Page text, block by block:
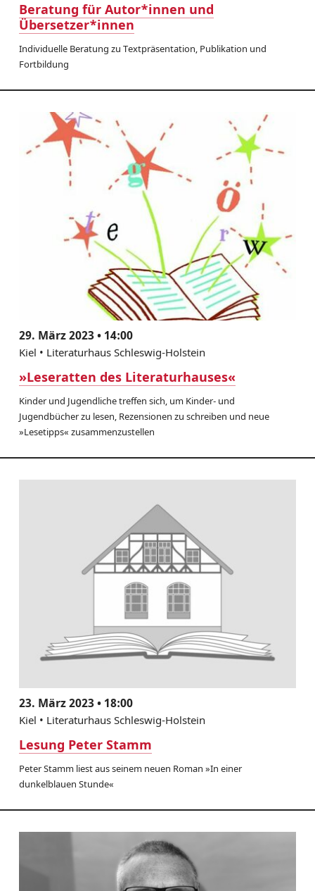
Beratung für Autor*innen und
Übersetzer*innen
Individuelle Beratung zu Textpräsentation, Publikation und
Fortbildung
29. März 2023 • 14:00
Kiel • Literaturhaus Schleswig-Holstein
»Leseratten des Literaturhauses«
Kinder und Jugendliche treffen sich, um Kinder- und
Jugendbücher zu lesen, Rezensionen zu schreiben und neue
»Lesetipps« zusammenzustellen
23. März 2023 • 18:00
Kiel • Literaturhaus Schleswig-Holstein
Lesung Peter Stamm
Peter Stamm liest aus seinem neuen Roman »In einer
dunkelblauen Stunde«